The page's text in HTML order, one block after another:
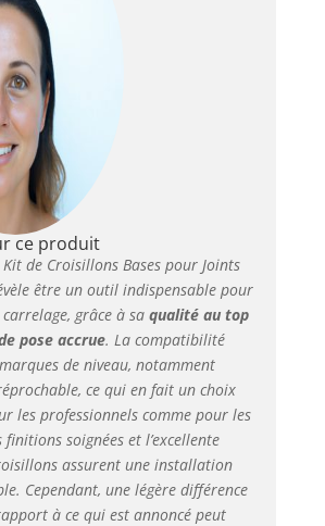
approximatives) :
Carreaux 60 x 30 cm :
x 60 cm : 11 pièces.
Carreaux 90 x 40 cm :
14 pièces. Carreaux
120 x 60 cm : 8 pièces
FACILITÉ
D'APPLICATION :
Glissez les croisillons
sous les carreaux.
Vissez les cadrans de
serrage réutilisables et
fixez-les. Après le
durcissement,
dévissez les cadrans et
ce produit
de Croisillons Bases pour Joints
être un outil indispensable pour
grâce à sa qualité au top
pose accrue. La compatibilité
de niveau, notamment
ce qui en fait un choix
les professionnels comme pour les
soignées et l’excellente
assurent une installation
Cependant, une légère différence
à ce qui est annoncé peut